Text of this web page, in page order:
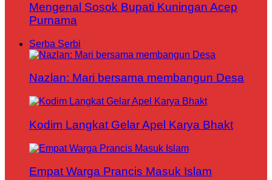
Mengenal Sosok Bupati Kuningan Acep
Purnama
Serba Serbi
Nazlan: Mari bersama membangun Desa
Kodim Langkat Gelar Apel Karya Bhakt
Empat Warga Prancis Masuk Islam